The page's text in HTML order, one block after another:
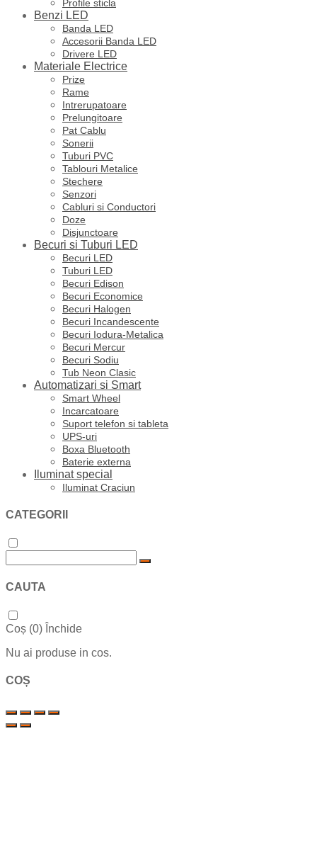
Profile sticla
Benzi LED
Banda LED
Accesorii Banda LED
Drivere LED
Materiale Electrice
Prize
Rame
Intrerupatoare
Prelungitoare
Pat Cablu
Sonerii
Tuburi PVC
Tablouri Metalice
Stechere
Senzori
Cabluri si Conductori
Doze
Disjunctoare
Becuri si Tuburi LED
Becuri LED
Tuburi LED
Becuri Edison
Becuri Economice
Becuri Halogen
Becuri Incandescente
Becuri Iodura-Metalica
Becuri Mercur
Becuri Sodiu
Tub Neon Clasic
Automatizari si Smart
Smart Wheel
Incarcatoare
Suport telefon si tableta
UPS-uri
Boxa Bluetooth
Baterie externa
Iluminat special
Iluminat Craciun
CATEGORII
CAUTA
Coș (0) Închide
Nu ai produse in cos.
COȘ